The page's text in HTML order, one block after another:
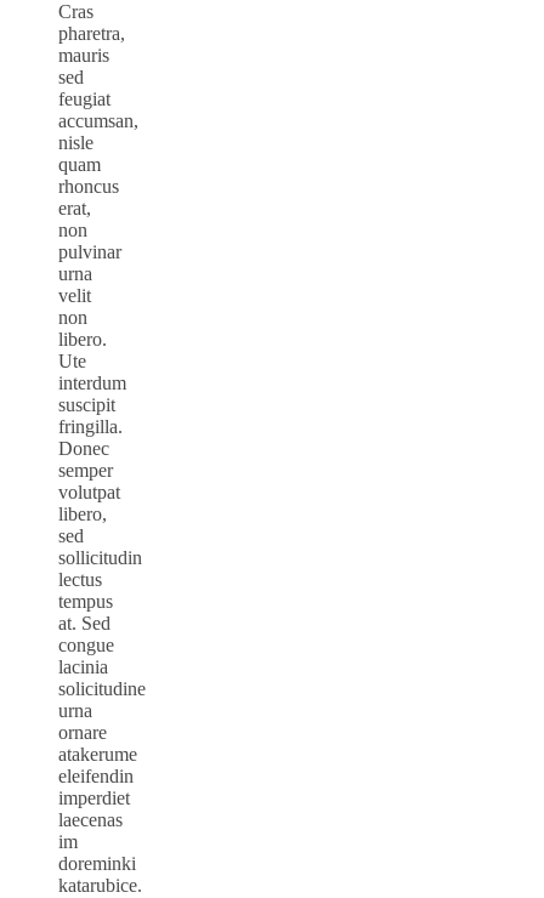
Cras
pharetra,
mauris
sed
feugiat
accumsan,
nisle
quam
rhoncus
erat,
non
pulvinar
urna
velit
non
libero.
Ute
interdum
suscipit
fringilla.
Donec
semper
volutpat
libero,
sed
sollicitudin
lectus
tempus
at. Sed
congue
lacinia
solicitudine
urna
ornare
atakerume
eleifendin
imperdiet
laecenas
im
doreminki
katarubice.